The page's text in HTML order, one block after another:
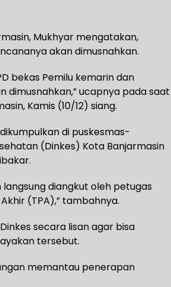
Mukhyar mengatakan,
akan dimusnahkan.
bekas Pemilu kemarin dan
dimusnahkan,” ucapnya pada saat
Kamis (10/12) siang.
di puskesmas-
(Dinkes) Kota Banjarmasin
diangkut oleh petugas
(TPA),” tambahnya.
secara lisan agar bisa
tersebut.
memantau penerapan